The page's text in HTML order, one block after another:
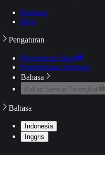
Bantuan
Blog
Pengaturan
Pengaturan Akun
Pemeriksaan Jaringan
Bahasa
Keluar Semua Perangkat
Bahasa
Indonesia
Inggris